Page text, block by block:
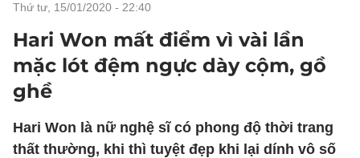
thứ tư, 15/01/2020 - 22:40
Hari Won mất điểm vì vài lần
mặc lót đệm ngực dày cộm, gồ
ghề
Hari Won là nữ nghệ sĩ có phong độ thời trang
thất thường, khi thì tuyệt đẹp khi lại dính vô số